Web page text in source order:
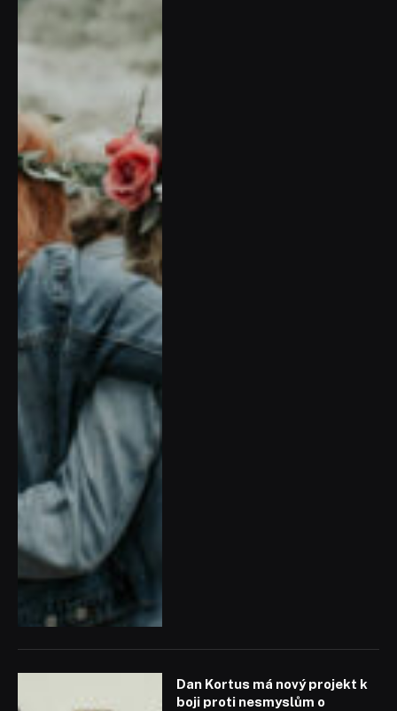
Dan Kortus má nový projekt k
boji proti nesmyslům o